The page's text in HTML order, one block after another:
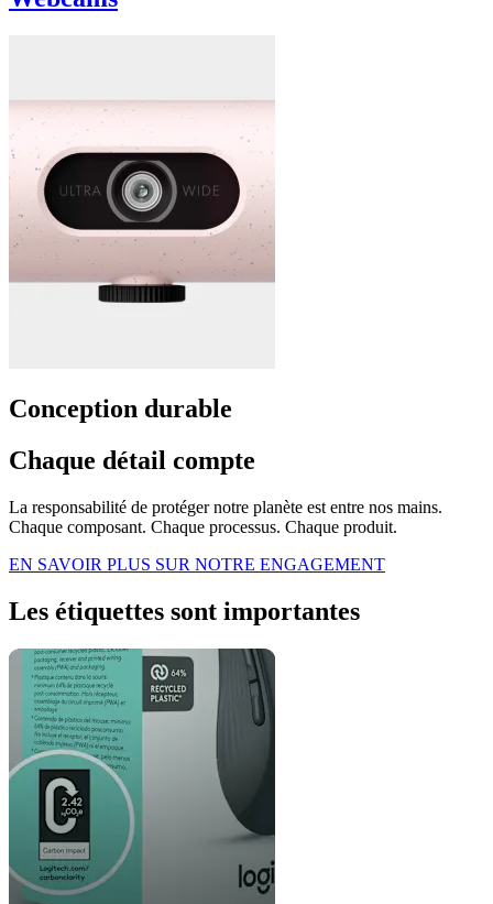
Conception durable
Chaque détail compte
La responsabilité de protéger notre planète est entre nos mains.
Chaque composant. Chaque processus. Chaque produit.
EN SAVOIR PLUS SUR NOTRE ENGAGEMENT
Les étiquettes sont importantes